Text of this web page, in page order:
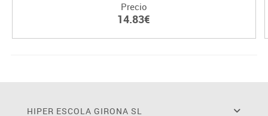
Precio
14.83€
HIPER ESCOLA GIRONA SL